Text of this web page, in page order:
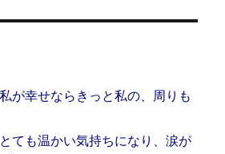
が幸せならきっと私の、周りも
とても温かい気持ちになり、涙が